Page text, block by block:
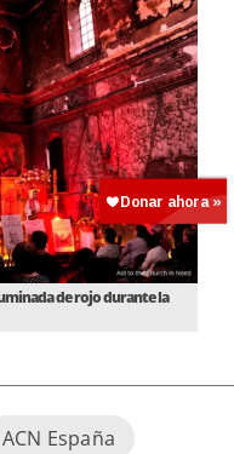
de rojo durante la
ACN España